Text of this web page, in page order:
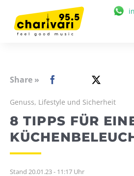
Inhalt
springen
95.5 CHARIVARI
MÜNCHEN
NEWS
MUSIK & STARS
Share »
Genuss, Lifestyle und Sicherheit
8 TIPPS FÜR
Stand 20.01.23 - 11:17 Uhr